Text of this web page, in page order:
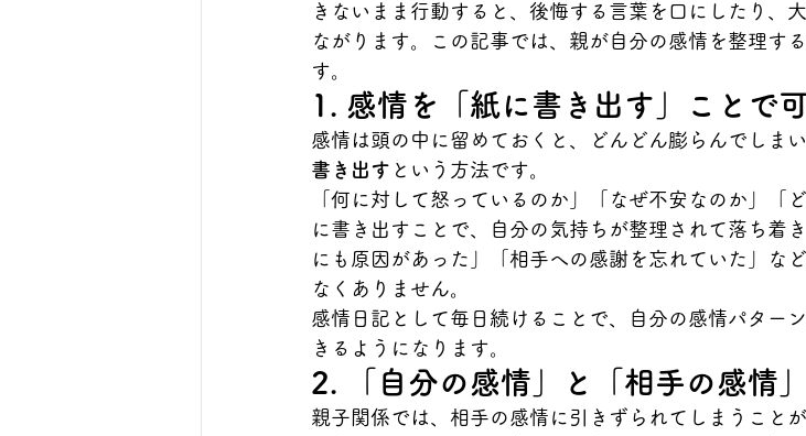
きないまま行動すると、後悔する言葉を口にしたり、
ながります。この記事では、親が自分の感情を整理す
す。
1. 感情を「紙に書き出す」ことで
感情は頭の中に留めておくと、どんどん膨らんでしま
書き出す という方法です。
「何に対して怒っているのか」「なぜ不安なのか」「
に書き出すことで、自分の気持ちが整理されて落ち着
にも原因があった」「相手への感謝を忘れていた」な
なくありません。
感情日記として毎日続けることで、自分の感情パター
きるようになります。
2. 「自分の感情」と「相手の感情
親子関係では、相手の感情に引きずられてしまうこと